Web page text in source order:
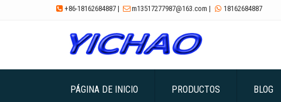
 +86-18162684887 | m13517277987@163.com |  18162684887
PÁGINA DE INICIO PRODUCTOS BLOG